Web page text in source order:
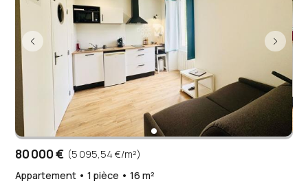
80 000 € (5 095,54 €/m²)
Appartement • 1 pièce • 16 m²